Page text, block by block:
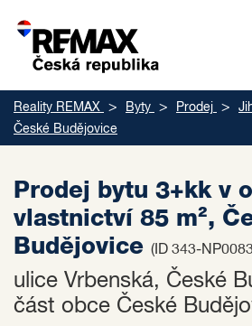
Reality REMAX Byty Prodej
České Budějovice
Prodej bytu 3+kk v
vlastnictví 85 m²,
Budějovice (ID 343-
ulice Vrbenská, České
část obce České